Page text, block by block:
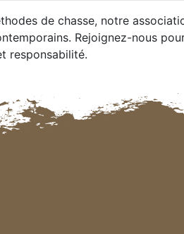
de chasse, notre
Rejoignez-nous
responsabilité.